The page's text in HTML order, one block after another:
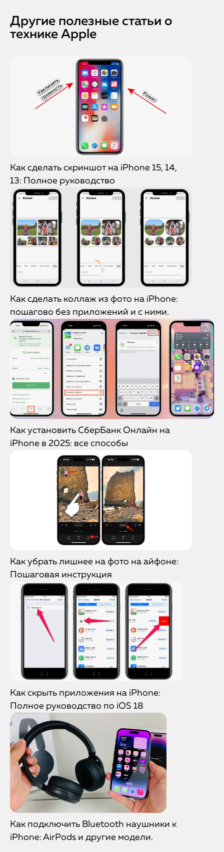
Другие полезные статьи о
технике Apple
Как сделать скриншот на iPhone 15, 14,
13: Полное руководство
Как сделать коллаж из фото на iPhone:
пошагово без приложений и с ними.
Как установить СберБанк Онлайн на
iPhone в 2025: все способы
Как убрать лишнее на фото на айфоне:
Пошаговая инструкция
Как скрыть приложения на iPhone:
Полное руководство по iOS 18
Как подключить Bluetooth наушники к
iPhone: AirPods и другие модели.